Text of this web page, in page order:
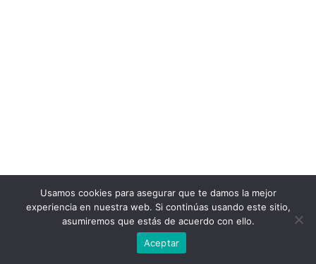
Usamos cookies para asegurar que te damos la mejor
experiencia en nuestra web. Si continúas usando este sitio,
asumiremos que estás de acuerdo con ello.
Aceptar